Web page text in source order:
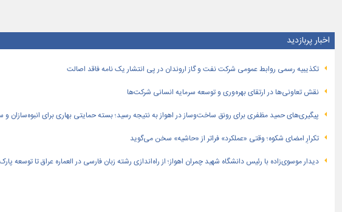
اخبار پربازدید
تكذیبیه رسمی روابط عمومی شركت نفت و گاز اروندان در پی انتشار یک نامه فاقد اصالت
نقش تعاونی‌ها در ارتقای بهره‌وری و توسعه سرمایه انسانی شرکت‌ها
پیگیری‌های حمید مظفری برای رونق ساخت‌وساز در اهواز به نتیجه رسید؛ بسته حمایتی بهاری برای انبوه‌سازان و
تکرارِ امضای شکوه؛ وقتی «عملکرد» فراتر از «حاشیه» سخن می‌گوید
دیدار موسوی‌زاده با رئیس دانشگاه شهید چمران اهواز؛ از راه‌اندازی رشته زبان فارسی در العماره عراق تا